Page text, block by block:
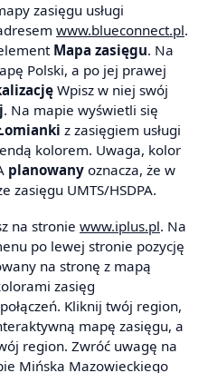
zasięgu usługi
www.blueconnect.pl.
Mapa zasięgu. Na
Polski, a po jej prawej
Wpisz w niej swój
. Na mapie wyświetli się
z zasięgiem usługi
kolorem. Uwaga, kolor
planowany oznacza, że w
zasięgu UMTS/HSDPA.
na stronie www.iplus.pl. Na
po lewej stronie pozycję
na stronę z mapą
zasięg
Kliknij twój region,
mapę zasięgu, a
region. Zwróć uwagę na
Mińska Mazowieckiego